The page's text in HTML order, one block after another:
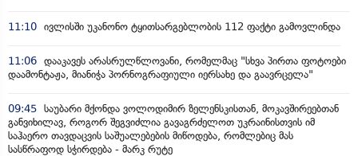
11:10 ივლისში უკანონო ტყითსარგებლობის 112 ფაქტი გამოვლინდა
11:06 დააკავეს არასრულწლოვანი, რომელმაც "სხვა პირთა ფოტოები
დაამონტაჟა, მიანიჭა პორნოგრაფიული იერსახე და გაავრცელა"
09:45 საუბარი მქონდა ვოლოდიმირ ზელენსკისთან, მოკავშირეებთან
განვიხილავ, როგორ შეგვიძლია გავაგრძელოთ უკრაინისთვის იმ
საჰაერო თავდაცვის საშუალებების მიწოდება, რომლებიც მას
სასწრაფოდ სჭირდება - მარკ რუტე